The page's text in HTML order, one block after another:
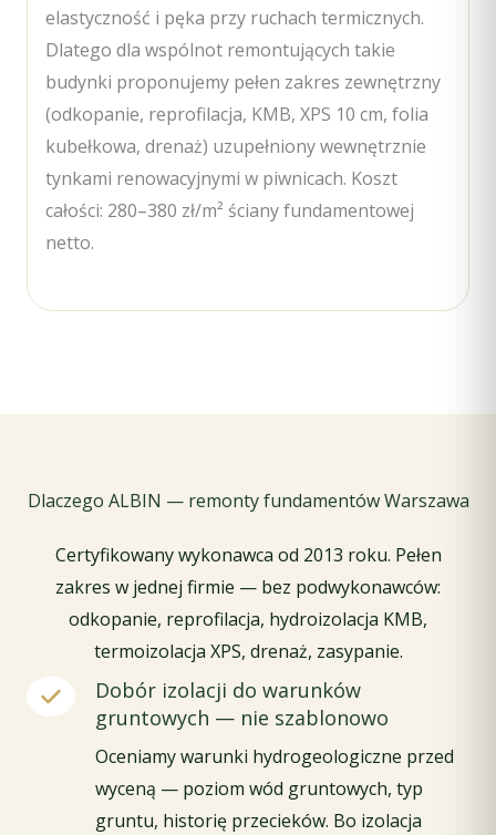
elastyczność i pęka przy ruchach termicznych.
Dlatego dla wspólnot remontujących takie
budynki proponujemy pełen zakres zewnętrzny
(odkopanie, reprofilacja, KMB, XPS 10 cm, folia
kubełkowa, drenaż) uzupełniony wewnętrznie
tynkami renowacyjnymi w piwnicach. Koszt
całości: 280–380 zł/m² ściany fundamentowej
netto.
Dlaczego ALBIN — remonty fundamentów Warszawa
Certyfikowany wykonawca od 2013 roku. Pełen
zakres w jednej firmie — bez podwykonawców:
odkopanie, reprofilacja, hydroizolacja KMB,
termoizolacja XPS, drenaż, zasypanie.
Dobór izolacji do warunków
gruntowych — nie szablonowo
Oceniamy warunki hydrogeologiczne przed
wyceną — poziom wód gruntowych, typ
gruntu, historię przecieków. Bo izolacja